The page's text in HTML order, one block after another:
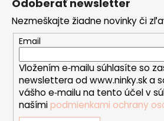
a
c
i
e
p
r
v
k
Odoberať newsletter
Nezmeškajte žiadne novinky či
Email
Vložením e‑mailu súhlasíte so
newslettera od www.ninky.sk a
vášho e‑mailu na tento účel v
našími podmienkami ochrany